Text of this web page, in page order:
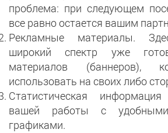
проблема: при следующем
все равно остается вашим
Рекламные материалы.
широкий спектр уже
материалов (баннеров),
использовать на своих либо
Статистическая
вашей работы с
графиками.